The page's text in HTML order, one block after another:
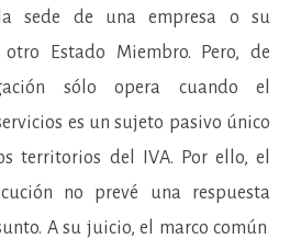
sede de una empresa o su
Estado Miembro. Pero, de
sólo opera cuando el
es un sujeto pasivo único
territorios del IVA. Por ello, el
no prevé una respuesta
A su juicio, el marco común